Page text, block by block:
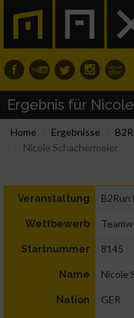
Ergebnis für
Home Ergebnisse
Nicole Schachermeier
Veranstaltung B2Run
Wettbewerb
Startnummer 8145
Name Nicole
Nation GER